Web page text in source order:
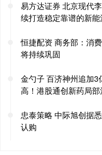
易方达证券 北京现代
续打造稳定靠谱的新
恒捷配资 商务部：消
将持续巩固
金勺子 百济神州追加
高！港股通创新药局
忠泰策略 中际旭创据
认购